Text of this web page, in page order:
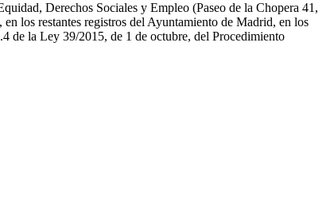
Derechos Sociales y Empleo (Paseo de la Chopera 41,
los restantes registros del Ayuntamiento de Madrid, en los
de la Ley 39/2015, de 1 de octubre, del Procedimiento